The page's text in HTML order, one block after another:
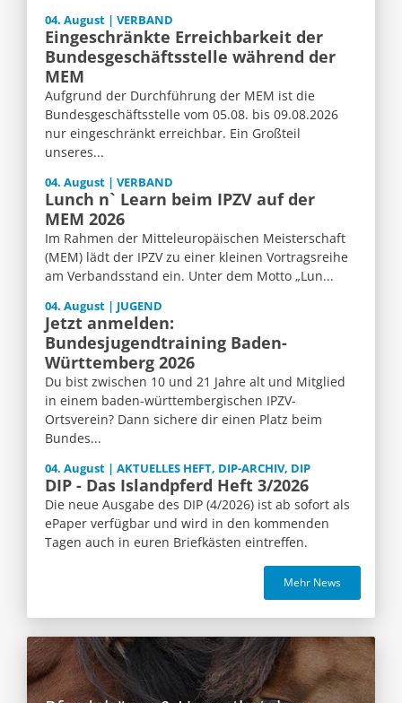
04. August | VERBAND
Eingeschränkte Erreichbarkeit der
Bundesgeschäftsstelle während der
MEM
Aufgrund der Durchführung der MEM ist die
Bundesgeschäftsstelle vom 05.08. bis 09.08.2026
nur eingeschränkt erreichbar. Ein Großteil
unseres...
04. August | VERBAND
Lunch n` Learn beim IPZV auf der
MEM 2026
Im Rahmen der Mitteleuropäischen Meisterschaft
(MEM) lädt der IPZV zu einer kleinen Vortragsreihe
am Verbandsstand ein. Unter dem Motto „Lun...
04. August | JUGEND
Jetzt anmelden:
Bundesjugendtraining Baden-
Württemberg 2026
Du bist zwischen 10 und 21 Jahre alt und Mitglied
in einem baden-württembergischen IPZV-
Ortsverein? Dann sichere dir einen Platz beim
Bundes...
04. August | AKTUELLES HEFT, DIP-ARCHIV, DIP
DIP - Das Islandpferd Heft 3/2026
Die neue Ausgabe des DIP (4/2026) ist ab sofort als
ePaper verfügbar und wird in den kommenden
Tagen auch in euren Briefkästen eintreffen.
Mehr News